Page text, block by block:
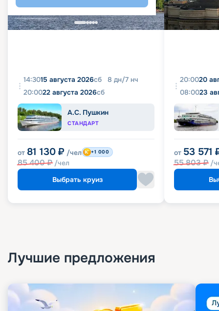
14:3015 августа 2026сб 8 дн/7 нч
20:0022 августа 2026сб
А.С. Пушкин
СТАНДАРТ
от 81 130 ₽ /чел
85 400₽ /чел
+1 000
Выбрать круиз
20:0020
08:0023
от 53 571
55 803₽ /
Лучшие предложения